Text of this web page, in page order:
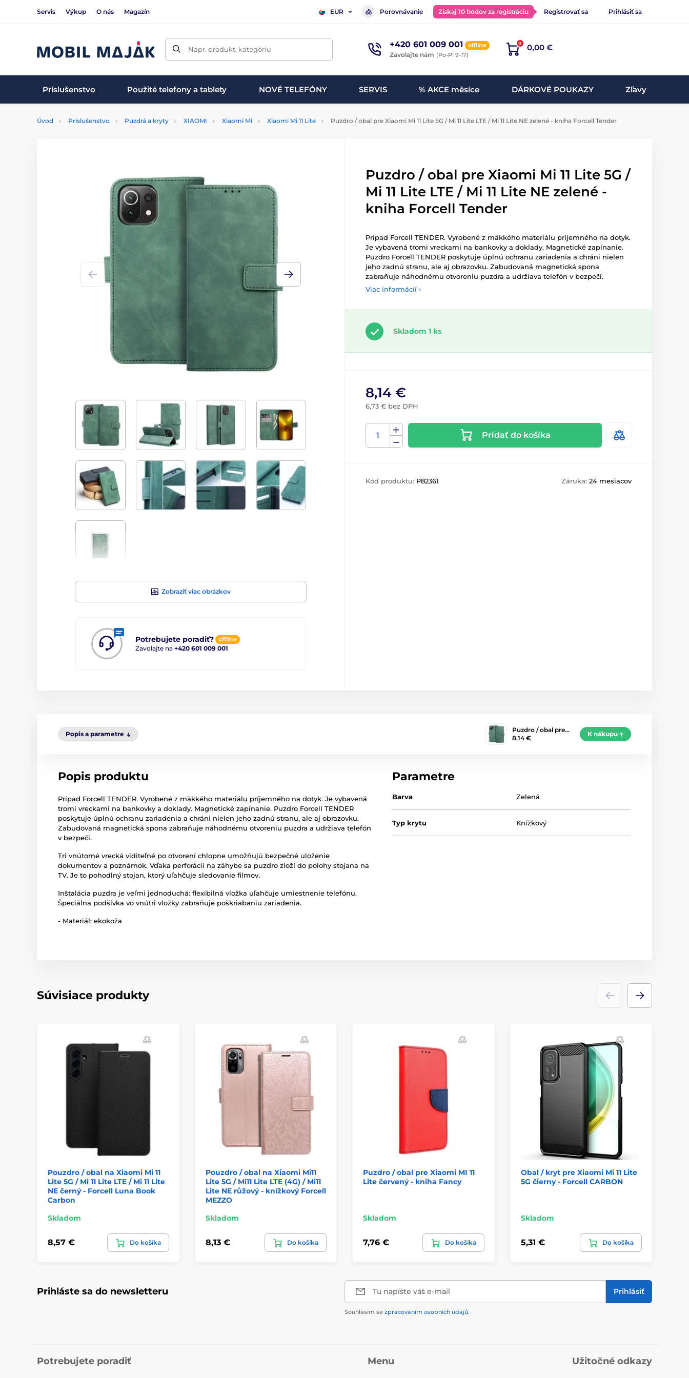
Servis Výkup O nás Magazín EUR Porovnávanie Získaj 10 bodov za registráciu Registrovať sa Prihlásiť sa
Napr. produkt, kategóriu +420 601 009 001 offline
Zavolajte nám (Po-Pi 9-17)
0 0,00 €
Príslušenstvo Použité telefony a tablety NOVÉ TELEFÓNY SERVIS % AKCE měsíce DÁRKOVÉ POUKAZY Zľavy
Úvod Príslušenstvo Puzdrá a kryty XIAOMI Xiaomi Mi Xiaomi Mi 11 Lite Puzdro / obal pre Xiaomi Mi 11 Lite 5G / Mi 11 Lite LTE / Mi 11 Lite NE zelené - kniha Forcell Tender
Zobraziť viac obrázkov
Potrebujete poradiť? offline
Zavolajte na +420 601 009 001
Puzdro / obal pre Xiaomi Mi 11 Lite 5G /
Mi 11 Lite LTE / Mi 11 Lite NE zelené -
kniha Forcell Tender
Prípad Forcell TENDER. Vyrobené z mäkkého materiálu príjemného na dotyk.
Je vybavená tromi vreckami na bankovky a doklady. Magnetické zapínanie.
Puzdro Forcell TENDER poskytuje úplnú ochranu zariadenia a chráni nielen
jeho zadnú stranu, ale aj obrazovku. Zabudovaná magnetická spona
zabraňuje náhodnému otvoreniu puzdra a udržiava telefón v bezpečí.
Viac informácií ›
Skladom 1 ks
8,14 €
6,73 € bez DPH
Pridať do košíka
Kód produktu: P82361 Záruka: 24 mesiacov
Popis a parametre
Puzdro / obal pre…
8,14 €
K nákupu
Popis produktu
Prípad Forcell TENDER. Vyrobené z mäkkého materiálu príjemného na dotyk. Je vybavená
tromi vreckami na bankovky a doklady. Magnetické zapínanie. Puzdro Forcell TENDER
poskytuje úplnú ochranu zariadenia a chráni nielen jeho zadnú stranu, ale aj obrazovku.
Zabudovaná magnetická spona zabraňuje náhodnému otvoreniu puzdra a udržiava telefón
v bezpečí.
Tri vnútorné vrecká viditeľné po otvorení chlopne umožňujú bezpečné uloženie
dokumentov a poznámok. Vďaka perforácii na záhybe sa puzdro zloží do polohy stojana na
TV. Je to pohodlný stojan, ktorý uľahčuje sledovanie filmov.
Inštalácia puzdra je veľmi jednoduchá: flexibilná vložka uľahčuje umiestnenie telefónu.
Špeciálna podšívka vo vnútri vložky zabraňuje poškriabaniu zariadenia.
- Materiál: ekokoža
Parametre
Barva Zelená
Typ krytu Knížkový
Súvisiace produkty
Pouzdro / obal na Xiaomi Mi 11
Lite 5G / Mi 11 Lite LTE / Mi 11 Lite
NE černý - Forcell Luna Book
Carbon
Skladom
8,57 € Do košíka
Pouzdro / obal na Xiaomi Mi11
Lite 5G / Mi11 Lite LTE (4G) / Mi11
Lite NE růžový - knížkový Forcell
MEZZO
Skladom
8,13 € Do košíka
Puzdro / obal pre Xiaomi MI 11
Lite červený - kniha Fancy
Skladom
7,76 € Do košíka
Obal / kryt pre Xiaomi Mi 11 Lite
5G čierny - Forcell CARBON
Skladom
5,31 € Do košíka
Prihláste sa do newsletteru Tu napíšte váš e-mail Prihlásiť
Souhlasím se zpracováním osobních údajů.
Potrebujete poradiť Menu Užitočné odkazy